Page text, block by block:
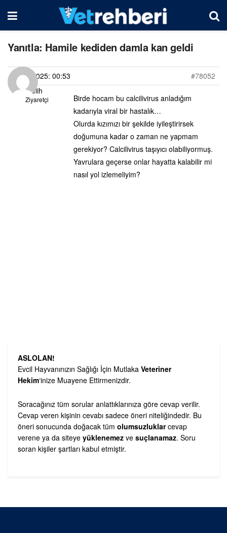
Yanıtla: Hamile kediden damla kan geldi
06/03/2025: 00:53
#78052
Melih
Ziyaretçi
Birde hocam bu calcilivirus anladığım
kadarıyla viral bir hastalık…
Olurda kızımızı bir şekilde iyileştirirsek
doğumuna kadar o zaman ne yapmam
gerekiyor? Calcilivirus taşıyıcı olabiliyormuş.
Yavrulara geçerse onlar hayatta kalabilir mi
nasıl yol izlemeliyim?
ASLOLAN!
Evcil Hayvanınızın Sağlığı İçin Mutlaka Veteriner
Hekim‘inize Muayene Ettirmenizdir.
Soracağınız tüm sorular anlattıklarınıza göre cevap verilir.
Cevap veren kişinin cevabı sadece öneri niteliğindedir. Bu
öneri sonucunda doğacak tüm olumsuzluklarcevap
verene ya da siteye yüklenemez ve suçlanamaz. Soru
soran kişiler şartları kabul etmiştir.